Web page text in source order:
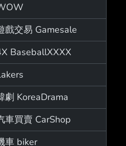
戲交易 Gamesale
BaseballXXXX
劇 KoreaDrama
車買賣 CarShop
車 biker